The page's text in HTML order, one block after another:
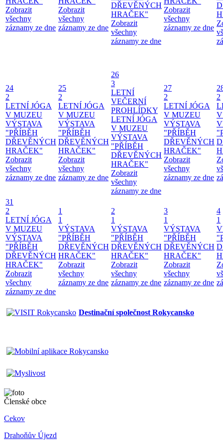
Zobrazit
všechny
záznamy ze dne
Zobrazit
všechny
záznamy ze dne
DŘEVĚNÝCH
HRAČEK"
Zobrazit
všechny
záznamy ze dne
Zobrazit
všechny
záznamy ze dne
24
2
LETNÍ JÓGA
V MUZEU
VÝSTAVA
"PŘÍBĚH
DŘEVĚNÝCH
HRAČEK"
Zobrazit
všechny
záznamy ze dne
25
2
LETNÍ JÓGA
V MUZEU
VÝSTAVA
"PŘÍBĚH
DŘEVĚNÝCH
HRAČEK"
Zobrazit
všechny
záznamy ze dne
26
3
LETNÍ
VEČERNÍ
PROHLÍDKY
LETNÍ JÓGA
V MUZEU
VÝSTAVA
"PŘÍBĚH
DŘEVĚNÝCH
HRAČEK"
Zobrazit
všechny
záznamy ze dne
27
2
LETNÍ JÓGA
V MUZEU
VÝSTAVA
"PŘÍBĚH
DŘEVĚNÝCH
HRAČEK"
Zobrazit
všechny
záznamy ze dne
2
31
2
LETNÍ JÓGA
V MUZEU
VÝSTAVA
"PŘÍBĚH
DŘEVĚNÝCH
HRAČEK"
Zobrazit
všechny
záznamy ze dne
1
1
VÝSTAVA
"PŘÍBĚH
DŘEVĚNÝCH
HRAČEK"
Zobrazit
všechny
záznamy ze dne
2
1
VÝSTAVA
"PŘÍBĚH
DŘEVĚNÝCH
HRAČEK"
Zobrazit
všechny
záznamy ze dne
3
1
VÝSTAVA
"PŘÍBĚH
DŘEVĚNÝCH
HRAČEK"
Zobrazit
všechny
záznamy ze dne
4
1
Destinační společnost Rokycansko
Členské obce
Cekov
Drahoňův Újezd